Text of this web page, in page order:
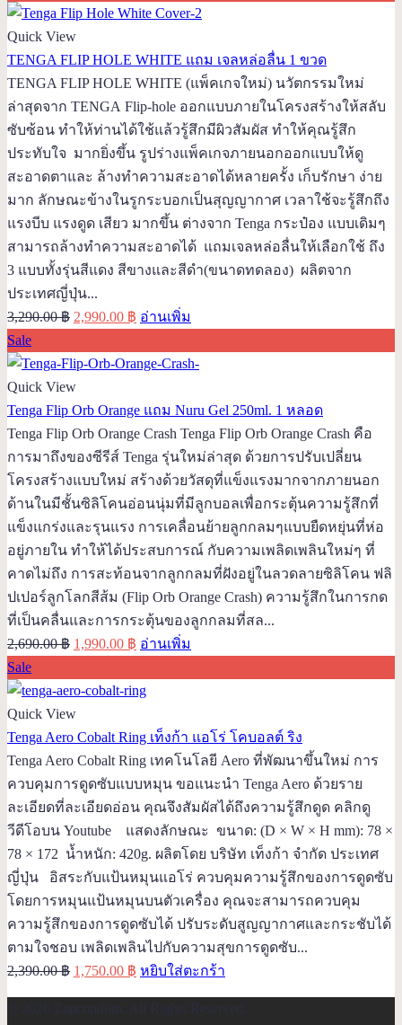
was:
2,690.00 ฿.
is:
Quick View
TENGA FLIP HOLE WHITE แถม เจลหล่อลื่น 1 ขวด
TENGA FLIP HOLE WHITE (แพ็คเกจใหม่) นวัตกรรมใหม่
ล่าสุดจาก TENGA Flip-hole ออกแบบภายในโครงสร้างให้สลับ
ซับซ้อน ทำให้ท่านได้ใช้แล้วรู้สึกมีผิวสัมผัส ทำให้คุณรู้สึก
ประทับใจ มากยิ่งขึ้น รูปร่างแพ็คเกจภายนอกออกแบบให้ดู
สะอาดตาและ ล้างทำความสะอาดได้หลายครั้ง เก็บรักษา ง่าย
มาก ลักษณะข้างในรูกระบอกเป็นสุญญากาศ เวลาใช้จะรู้สึกถึง
แรงบีบ แรงดูด เสียว มากขึ้น ต่างจาก Tenga กระป๋อง แบบเดิมๆ
สามารถล้างทำความสะอาดได้ แถมเจลหล่อลื่นให้เลือกใช้ ถึง
3 แบบทั้งรุ่นสีแดง สีขางและสีดำ(ขนาดทดลอง) ผลิตจาก
ประเทศญี่ปุ่น...
3,290.00฿ Original
was:
3,290.00 ฿.
2,990.00 ฿ Current
is:
อ่านเพิ่ม
Sale
Quick View
Tenga Flip Orb Orange แถม Nuru Gel 250ml. 1 หลอด
Tenga Flip Orb Orange Crash Tenga Flip Orb Orange Crash คือ
การมาถึงของซีรีส์ Tenga รุ่นใหม่ล่าสุด ด้วยการปรับเปลี่ยน
โครงสร้างแบบใหม่ สร้างด้วยวัสดุที่แข็งแรงมากจากภายนอก
ด้านในมีชั้นซิลิโคนอ่อนนุ่มที่มีลูกบอลเพื่อกระตุ้นความรู้สึกที่
แข็งแกร่งและรุนแรง การเคลื่อนย้ายลูกกลมๆแบบยืดหยุ่นที่ห่อ
อยู่ภายใน ทำให้ได้ประสบการณ์ กับความเพลิดเพลินใหม่ๆ ที่
คาดไม่ถึง การสะท้อนจากลูกกลมที่ฝังอยู่ในลวดลายซิลิโคน ฟลิ
ปเปอร์ลูกโลกสีส้ม (Flip Orb Orange Crash) ความรู้สึกในการกด
ที่เป็นคลื่นและการกระตุ้นของลูกกลมที่สล...
2,690.00฿ Original
was:
2,690.00 ฿.
1,990.00 ฿ Current
is:
อ่านเพิ่ม
Sale
Quick View
Tenga Aero Cobalt Ring เท็งก้า แอโร่ โคบอลต์ ริง
Tenga Aero Cobalt Ring เทคโนโลยี Aero ที่พัฒนาขึ้นใหม่ การ
ควบคุมการดูดซับแบบหมุน ขอแนะนำ Tenga Aero ด้วยราย
ละเอียดที่ละเอียดอ่อน คุณจึงสัมผัสได้ถึงความรู้สึกดูด คลิกดู
วีดีโอบน Youtube แสดงลักษณะ ขนาด: (D × W × H mm): 78 ×
78 × 172 น้ำหนัก: 420g. ผลิตโดย บริษัท เท็งก้า จำกัด ประเทศ
ญี่ปุ่น อิสระกับแป้นหมุนแอโร่ ควบคุมความรู้สึกของการดูดซับ
โดยการหมุนแป้นหมุนบนตัวเครื่อง คุณจะสามารถควบคุม
ความรู้สึกของการดูดซับได้ ปรับระดับสูญญากาศและกระชับได้
ตามใจชอบ เพลิดเพลินไปกับความสุขการดูดซับ...
2,390.00฿ Original
was:
1,750.00 ฿ Current
is:
หยิบใส่ตะกร้า
© 2026 Zapcondom. All Rights Reserved.